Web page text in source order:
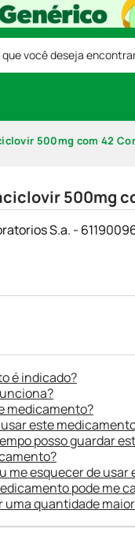
você deseja
500mg com 42
500mg
S.a. -
é indicado?
medicamento?
este
posso guardar
me esquecer de
pode me
uma quantidade